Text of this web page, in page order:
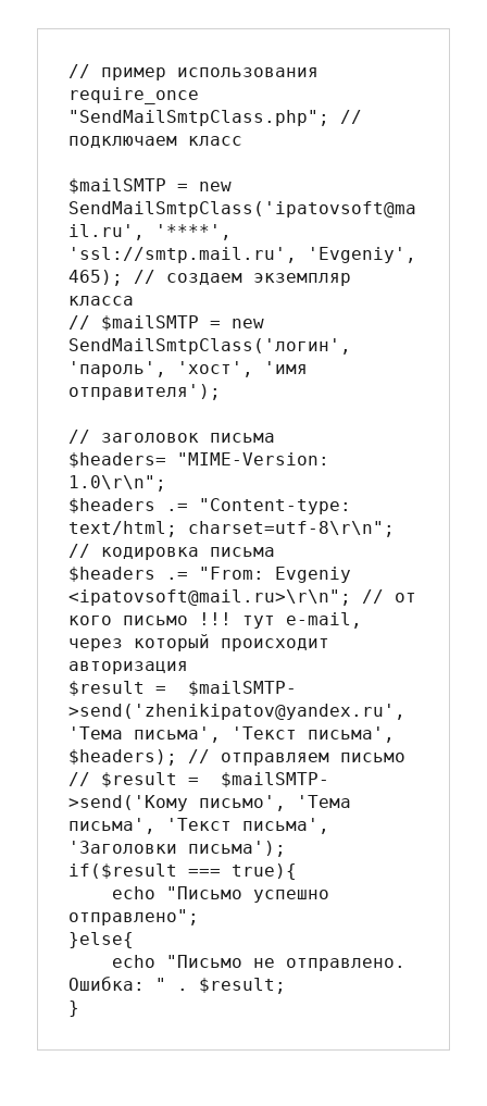
// пример использования
require_once
"SendMailSmtpClass.php"; //
подключаем класс
$mailSMTP = new
SendMailSmtpClass('ipatovsoft@ma
il.ru', '****',
'ssl://smtp.mail.ru', 'Evgeniy',
465); // создаем экземпляр
класса
// $mailSMTP = new
SendMailSmtpClass('логин',
'пароль', 'хост', 'имя
отправителя');
// заголовок письма
$headers= "MIME-Version:
1.0\r\n";
$headers .= "Content-type:
text/html; charset=utf-8\r\n";
// кодировка письма
$headers .= "From: Evgeniy
<ipatovsoft@mail.ru>\r\n"; // от
кого письмо !!! тут e-mail,
через который происходит
авторизация
$result =  $mailSMTP-
>send('zhenikipatov@yandex.ru',
'Тема письма', 'Текст письма',
$headers); // отправляем письмо
// $result =  $mailSMTP-
>send('Кому письмо', 'Тема
письма', 'Текст письма',
'Заголовки письма');
if($result === true){
отправлено";
}else{
Ошибка: " . $result;